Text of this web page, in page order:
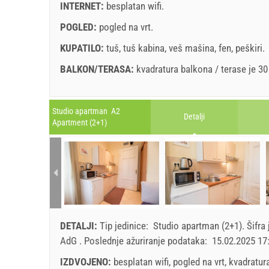
INTERNET: besplatan wifi.
POGLED: pogled na vrt.
KUPATILO: tuš, tuš kabina, veš mašina, fen, peškiri.
BALKON/TERASA: kvadratura balkona / terase je
A1 Apartment (2+3) : Prices 2026 EUR
Br. osoba
1 - 2
192.86
3
5
min. Noćenja
7
Legenda: termini s red pozadinom su rezervirani
august 2026
SU TU TH FR SA
9
10 11 12 13 14
15
16
17 18 19 20 21
22
23
24 25 26 27 28
29
13
20
27
Polja označena s zvedicom (*) su obavezna!
Studio apartman A2
Apartment (2+1)
Detalji
DETALJI: Tip jedinice: Studio apartman (2+1). Šifra
AdG . Poslednje ažuriranje podataka: 15.02.2025
IZDVOJENO: besplatan wifi, pogled na vrt,